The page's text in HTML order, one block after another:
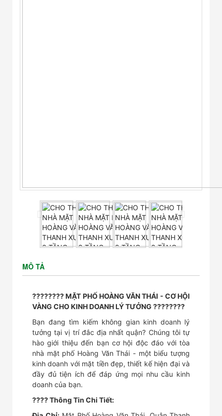
MÔ TẢ
???????? MẶT PHỐ HOÀNG VĂN THÁI - CƠ HỘI
VÀNG CHO KINH DOANH LÝ TƯỞNG ????????
Bạn đang tìm kiếm không gian kinh doanh lý
tưởng tại vị trí đắc địa nhất quận? Chúng tôi tự
hào giới thiệu đến bạn cơ hội độc đáo với tòa
nhà mặt phố Hoàng Văn Thái - một biểu tượng
kinh doanh với mặt tiền đẹp, thiết kế hiện đại và
đầy đủ tiện ích để đáp ứng mọi nhu cầu kinh
doanh của bạn.
???? Thông Tin Chi Tiết: